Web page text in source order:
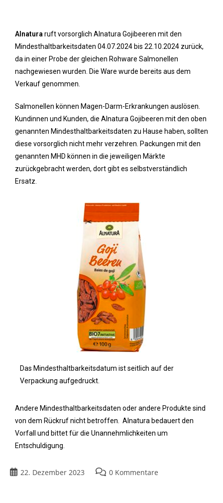
Alnatura ruft vorsorglich Alnatura Gojibeeren mit den
Mindesthaltbarkeitsdaten 04.07.2024 bis 22.10.2024 zurück,
da in einer Probe der gleichen Rohware Salmonellen
nachgewiesen wurden. Die Ware wurde bereits aus dem
Verkauf genommen.
Salmonellen können Magen-Darm-Erkrankungen auslösen.
Kundinnen und Kunden, die Alnatura Gojibeeren mit den oben
genannten Mindesthaltbarkeitsdaten zu Hause haben, sollten
diese vorsorglich nicht mehr verzehren. Packungen mit den
genannten MHD können in die jeweiligen Märkte
zurückgebracht werden, dort gibt es selbstverständlich
Ersatz.
Das Mindesthaltbarkeitsdatum ist seitlich auf der
Verpackung aufgedruckt.
Andere Mindesthaltbarkeitsdaten oder andere Produkte sind
von dem Rückruf nicht betroffen. Alnatura bedauert den
Vorfall und bittet für die Unannehmlichkeiten um
Entschuldigung.
22. Dezember 2023 0 Kommentare